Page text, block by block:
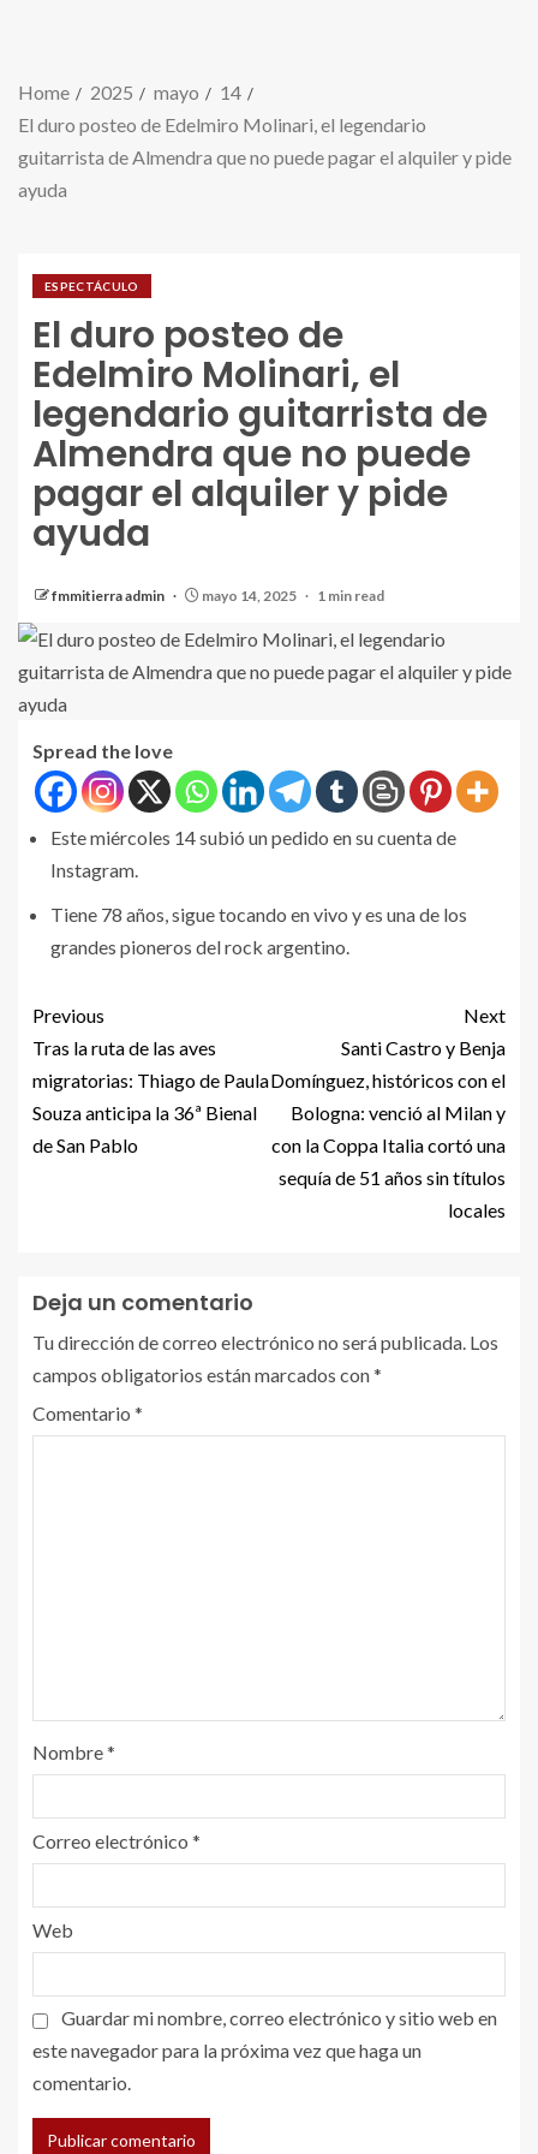
Home 2025 mayo
14
El duro posteo de Edelmiro Molinari, el legendario
guitarrista de Almendra que no puede pagar el alquiler y pide
ayuda
ESPECTÁCULO
El duro posteo de
Edelmiro Molinari, el
legendario guitarrista de
Almendra que no puede
pagar el alquiler y pide
ayuda
fmmitierra admin mayo 14, 2025 1 min read
Spread the love
Este miércoles 14 subió un pedido en su cuenta de
Instagram.
Tiene 78 años, sigue tocando en vivo y es una de los
grandes pioneros del rock argentino.
Previous
Tras la ruta de las aves
migratorias: Thiago de Paula
Souza anticipa la 36ª Bienal
de San Pablo
Next
Santi Castro y Benja
Domínguez, históricos con el
Bologna: venció al Milan y
con la Coppa Italia cortó una
sequía de 51 años sin títulos
locales
Deja un comentario
Tu dirección de correo electrónico no será publicada. Los
campos obligatorios están marcados con*
Comentario *
Nombre*
Correo electrónico *
Web
Guardar mi nombre, correo electrónico y sitio web en
este navegador para la próxima vez que haga un
comentario.